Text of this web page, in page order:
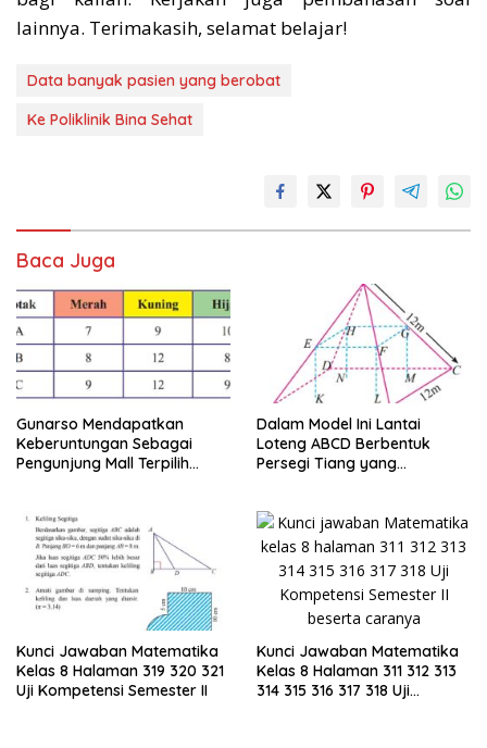
lainnya. Terimakasih, selamat belajar!
Data banyak pasien yang berobat
Ke Poliklinik Bina Sehat
Baca Juga
Gunarso Mendapatkan
Keberuntungan Sebagai
Pengunjung Mall Terpilih
Dalam Model Ini Lantai
Loteng ABCD Berbentuk
Persegi Tiang yang
Kunci Jawaban Matematika
Kelas 8 Halaman 319 320 321
Uji Kompetensi Semester II
Kunci Jawaban Matematika
Kelas 8 Halaman 311 312 313
314 315 316 317 318 Uji